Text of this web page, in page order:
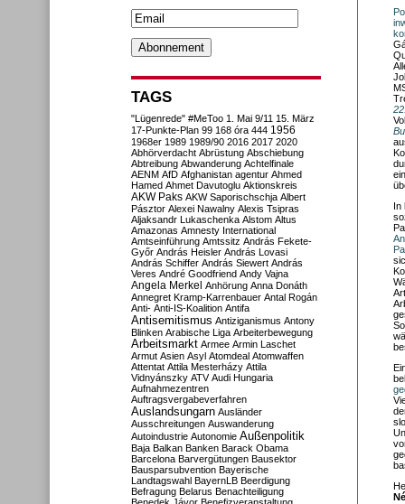
In
TAGS
"Lügenrede" #MeToo 1. Mai 9/11 15. März
17-Punkte-Plan 99 168 óra 444 1956
1968er 1989 1989/90 2016 2017 2020
Abhörverdacht Abrüstung Abschiebung
Abtreibung Abwanderung Achtelfinale
AENM AfD Afghanistan agentur Ahmed
Hamed Ahmet Davutoglu Aktionskreis
AKW Paks AKW Saporischschja Albert
Pásztor Alexei Nawalny Alexis Tsipras
Aljaksandr Lukaschenka Alstom Altus
Amazonas Amnesty International
Amtseinführung Amtssitz András Fekete-
Győr András Heisler András Lovasi
András Schiffer András Siewert András
Veres André Goodfriend Andy Vajna
Angela Merkel Anhörung Anna Donáth
Annegret Kramp-Karrenbauer Antal Rogán
Anti- Anti-IS-Koalition Antifa
Antisemitismus Antiziganismus Antony
Blinken Arabische Liga Arbeiterbewegung
Arbeitsmarkt Armee Armin Laschet
Armut Asien Asyl Atomdeal Atomwaffen
Attentat Attila Mesterházy Attila
Vidnyánszky ATV Audi Hungaria
Aufnahmezentren
Auftragsvergabeverfahren
Auslandsungarn Ausländer
Ausschreitungen Auswanderung
Autoindustrie Autonomie Außenpolitik
Baja Balkan Banken Barack Obama
Barcelona Barvergütungen Bausektor
Bausparsubvention Bayerische
Landtagswahl BayernLB Beerdigung
Befragung Belarus Benachteiligung